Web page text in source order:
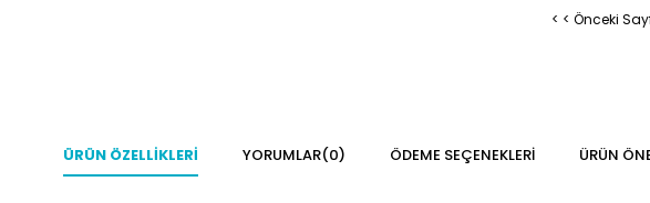
< < Önceki
ÜRÜN ÖZELLIKLERI YORUMLAR(0) ÖDEME SEÇENEKLERI ÜRÜN